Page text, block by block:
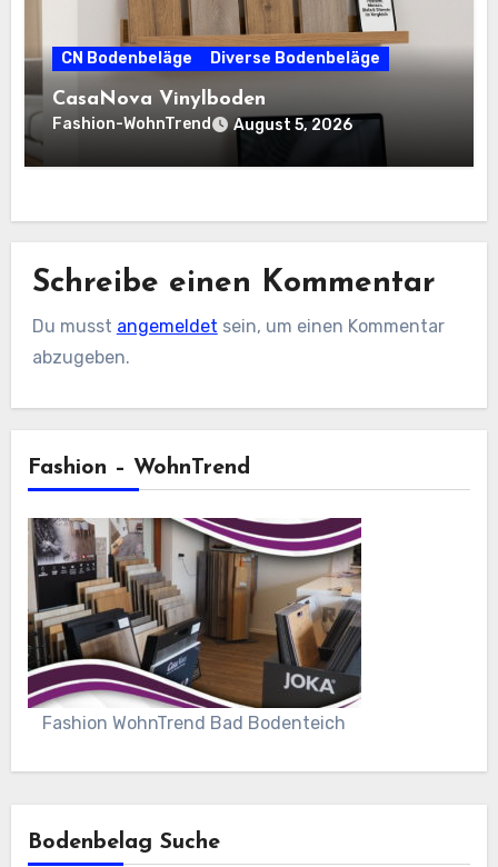
CN Bodenbeläge Diverse Bodenbeläge
CasaNova Vinylboden
Fashion-WohnTrend August 5, 2026
Schreibe einen Kommentar
Du musst angemeldet sein, um einen Kommentar
abzugeben.
Fashion – WohnTrend
Fashion WohnTrend Bad Bodenteich
Bodenbelag Suche